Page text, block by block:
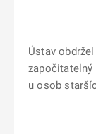
Ústav
započitatelný
u osob